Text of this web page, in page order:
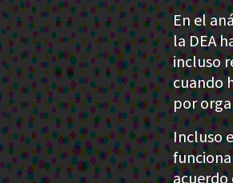
En el
la DEA
incluso
cuando
por
Incluso